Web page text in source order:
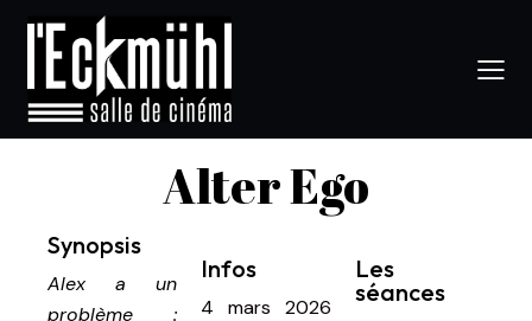
Alter Ego
Synopsis
Alex a un
problème :
Infos
4 mars 2026
Les
séances